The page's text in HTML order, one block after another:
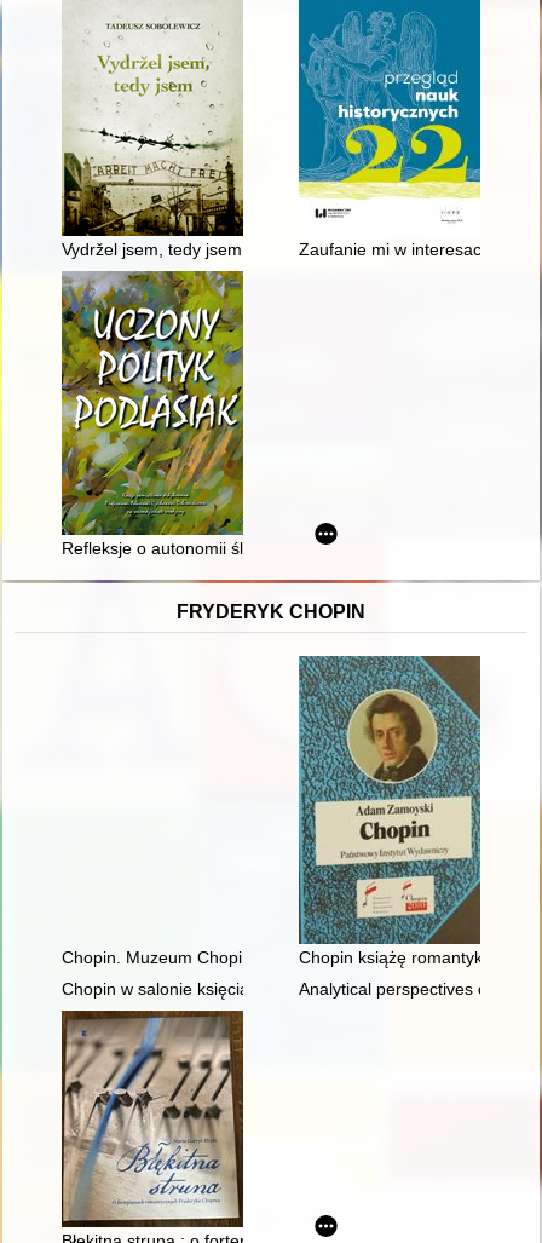
Vydržel jsem, tedy jsem Zaufanie mi w interesach śp.
Refleksje o autonomii śląskiej
FRYDERYK CHOPIN
Chopin. Muzeum Chopina. Chopin MuseumChopin książę romantyków
Chopin w salonie księcia Antoniego Radziwiłła". Nowe
Analytical perspectives on the